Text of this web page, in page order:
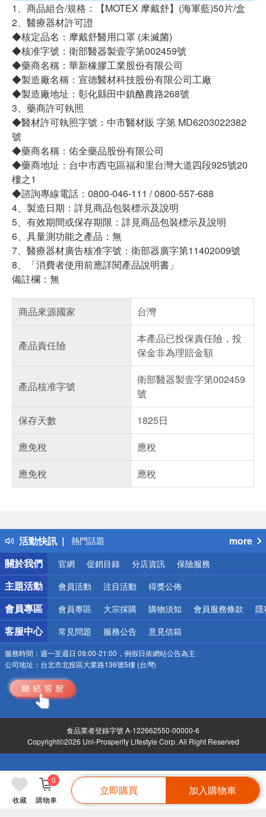
收藏 購物車
0
立即購買 加入購物車
1、商品組合/規格：【MOTEX 摩戴舒】(海軍藍)50片/盒
2、醫療器材許可證
◆核定品名：摩戴舒醫用口罩 (未滅菌)
◆核准字號：衛部醫器製壹字第002459號
◆藥商名稱：華新橡膠工業股份有限公司
◆製造廠名稱：宣德醫材科技股份有限公司工廠
◆製造廠地址：彰化縣田中鎮酪農路268號
3、藥商許可執照
◆醫材許可執照字號：中市醫材販 字第 MD6203022382
號
◆藥商名稱：佑全藥品股份有限公司
◆藥商地址：台中市西屯區福和里台灣大道四段925號20
樓之1
◆諮詢專線電話：0800-046-111 / 0800-557-688
4、製造日期：詳見商品包裝標示及說明
5、有效期間或保存期限：詳見商品包裝標示及說明
6、具量測功能之產品：無
7、醫療器材廣告核准字號：衛部器廣字第11402009號
8、「消費者使用前應詳閱產品說明書」
備註欄：無
商品來源國家 台灣
產品責任險
本產品已投保責任險，投
保金非為理賠金額
產品核准字號
衛部醫器製壹字第002459
號
保存天數
1825日
應免稅
應稅
應免稅
應稅
活動快訊
得獎公告
熱門話題
銀行優惠
偏遠地區配送
詐騙網頁！請小心！
more
關於我們
官網 促銷目錄 分店資訊 保險服務
主題活動 會員活動 注目活動 得獎公佈
會員專區 會員專區 大宗採購 購物須知 會員服務條款 隱
客服中心 常見問題 服務公告 意見信箱
服務時間： 週一至週日 09:00-21:00，例假日依網站公告為主
公司地址： 台北市北投區大業路136號5樓 (台灣)
食品業者登錄字號 A-122662550-00000-6
Copyright©2026 Uni-Prosperity Lifestyle Corp. All Right Reserved